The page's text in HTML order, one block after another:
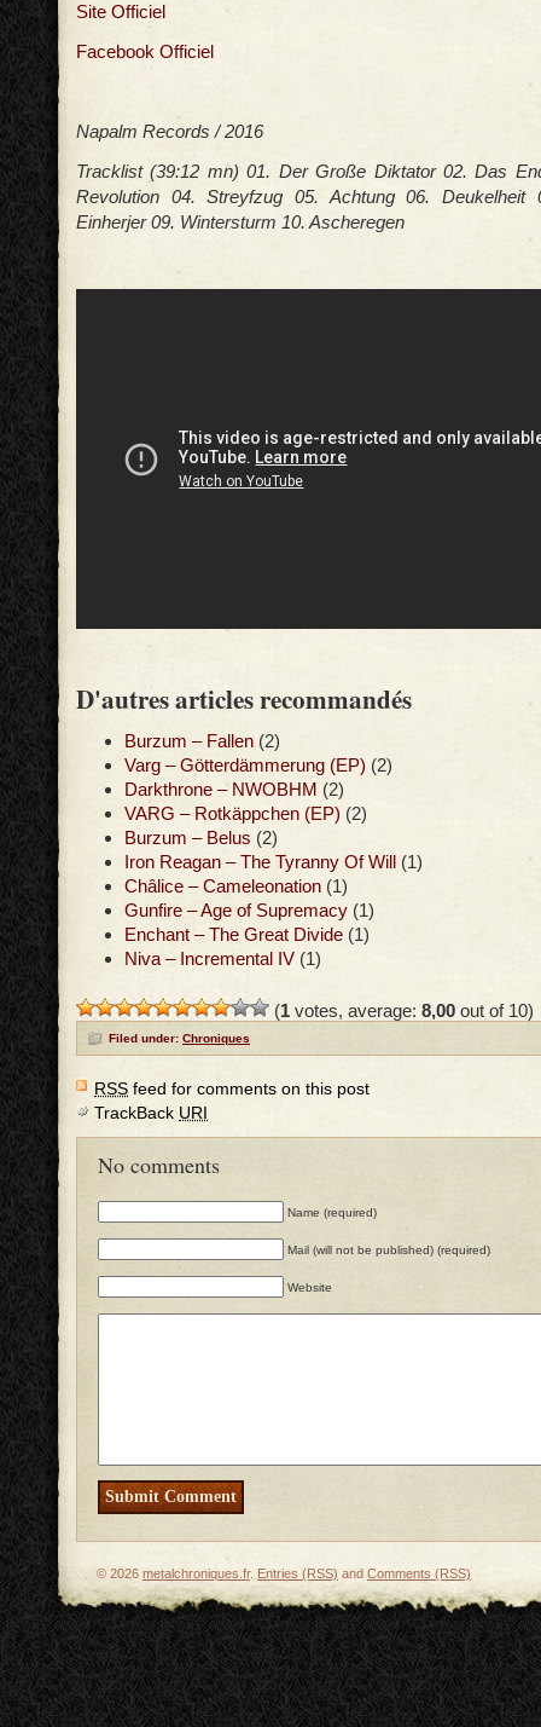
Site Officiel
Facebook Officiel
Napalm Records / 2016
Tracklist (39:12 mn) 01. Der Große Diktator 02. Das
Revolution 04. Streyfzug 05. Achtung 06. Deukelheit
Einherjer 09. Wintersturm 10. Ascheregen
D'autres articles recommandés
Burzum – Fallen (2)
Varg – Götterdämmerung (EP) (2)
Darkthrone – NWOBHM (2)
VARG – Rotkäppchen (EP) (2)
Burzum – Belus (2)
Iron Reagan – The Tyranny Of Will (1)
Châlice – Cameleonation (1)
Gunfire – Age of Supremacy (1)
Enchant – The Great Divide (1)
Niva – Incremental IV (1)
(1 votes, average: 8,00 out of 10)
Filed under: Chroniques
RSS feed for comments on this post
TrackBack URI
No comments
Name (required)
Mail (will not be published) (required)
Website
© 2026 metalchroniques.fr. Entries (RSS) and Comments (RSS)